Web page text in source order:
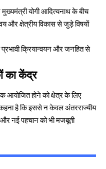
योगी आदित्यनाथ के बीच
और क्षेत्रीय विकास से जुड़े विषयों
क्रियान्वयन और जनहित से
का केंद्र
आयोजित होने को क्षेत्र के लिए
कहना है कि इससे न केवल अंतरराज्यीय
नई पहचान को भी मजबूती